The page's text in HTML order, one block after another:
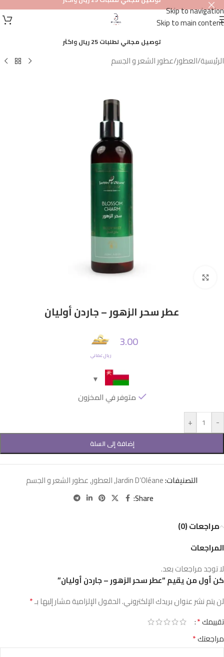
Skip to navigation
Skip to main content
توصيل مجاني لطلبات 25 ريال واكثر
الرئيسية/العطور/عطور الشعر و الجسم
عطر سحر الزهور – جاردن أوليان
3.00
ريال عماني
متوفر في المخزون
-
+
إضافة إلى السلة
التصنيفات:Jardin D’Oléane
,العطور,عطور الشعر و الجسم
Share:
مراجعات (0)
المراجعات
لا توجد مراجعات بعد.
كن أول من يقيم “عطر سحر الزهور – جاردن أوليان”
لن يتم نشر عنوان بريدك الإلكتروني.الحقول الإلزامية مشار إليها بـ*
تقييمك*
مراجعتك*